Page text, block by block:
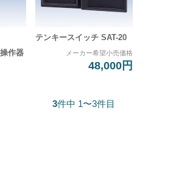
作器
テンキースイッチ SAT-20
メーカー希望小売価格
48,000円
3件中 1〜3件目